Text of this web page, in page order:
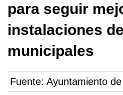
para seguir
instalaciones
municipales
Fuente: Ayuntamiento